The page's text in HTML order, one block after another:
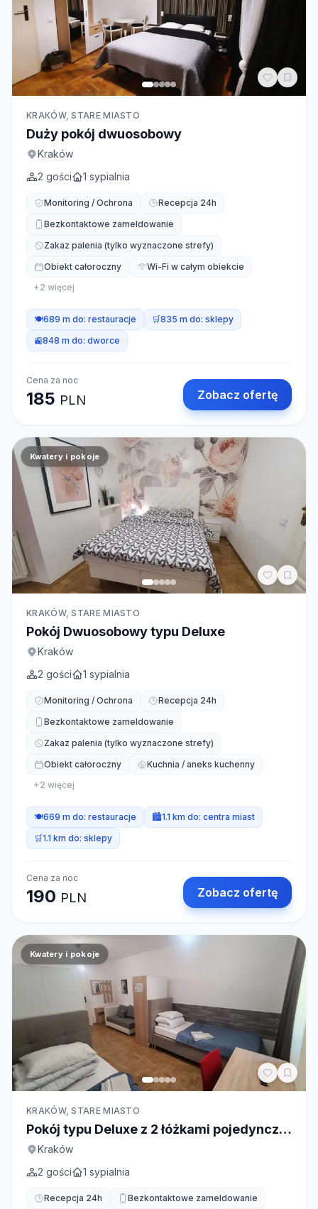
KRAKÓW, STARE MIASTO
Duży pokój dwuosobowy
Kraków
2 gości 1 sypialnia
Monitoring / Ochrona
Recepcja 24h
Bezkontaktowe zameldowanie
Zakaz palenia (tylko wyznaczone strefy)
Obiekt całoroczny
Wi-Fi w całym obiekcie
+2 więcej
🍽️689 m do: restauracje 🛒835 m do: sklepy
🚉848 m do: dworce
Cena za noc
185 PLN Zobacz ofertę
Kwatery i pokoje
KRAKÓW, STARE MIASTO
Pokój Dwuosobowy typu Deluxe
Kraków
2 gości 1 sypialnia
Monitoring / Ochrona
Recepcja 24h
Bezkontaktowe zameldowanie
Zakaz palenia (tylko wyznaczone strefy)
Obiekt całoroczny
Kuchnia / aneks kuchenny
+2 więcej
🍽️669 m do: restauracje 🏙️1.1 km do: centra miast
🛒1.1 km do: sklepy
Cena za noc
190 PLN Zobacz ofertę
Kwatery i pokoje
KRAKÓW, STARE MIASTO
Pokój typu Deluxe z 2 łóżkami pojedynczymi
Kraków
2 gości 1 sypialnia
Recepcja 24h
Bezkontaktowe zameldowanie